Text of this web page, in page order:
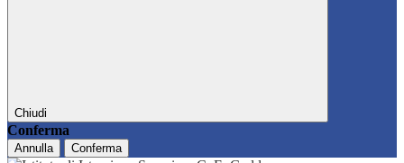
Chiudi
Conferma
Annulla Conferma